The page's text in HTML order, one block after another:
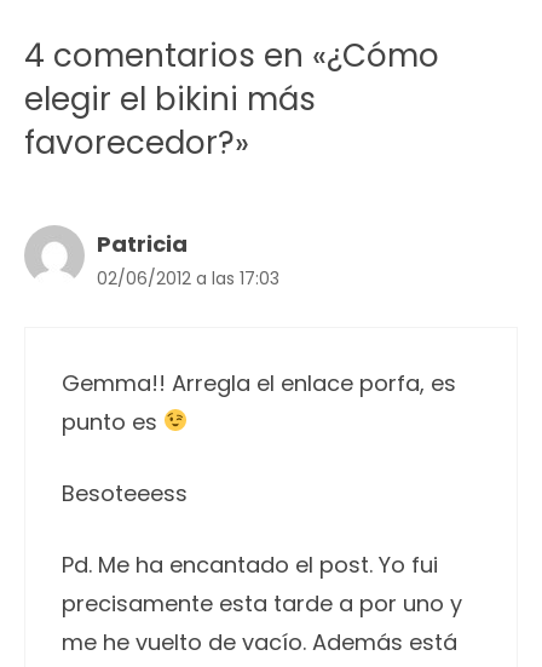
4 comentarios en «¿Cómo
elegir el bikini más
favorecedor?»
Patricia
02/06/2012 a las 17:03
Gemma!! Arregla el enlace porfa, es
punto es
Besoteeess
Pd. Me ha encantado el post. Yo fui
precisamente esta tarde a por uno y
me he vuelto de vacío. Además está